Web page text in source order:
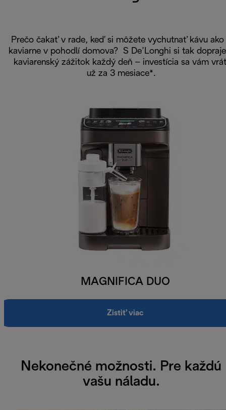
Prečo čakať v rade, keď si môžete vychutnať kávu ako
kaviarne v pohodlí domova? S De’Longhi si tak
kaviarenský zážitok každý deň – investícia sa vám
už za 3 mesiace*.
MAGNIFICA DUO
Zistiť viac
Nekonečné možnosti. Pre každú
vašu náladu.